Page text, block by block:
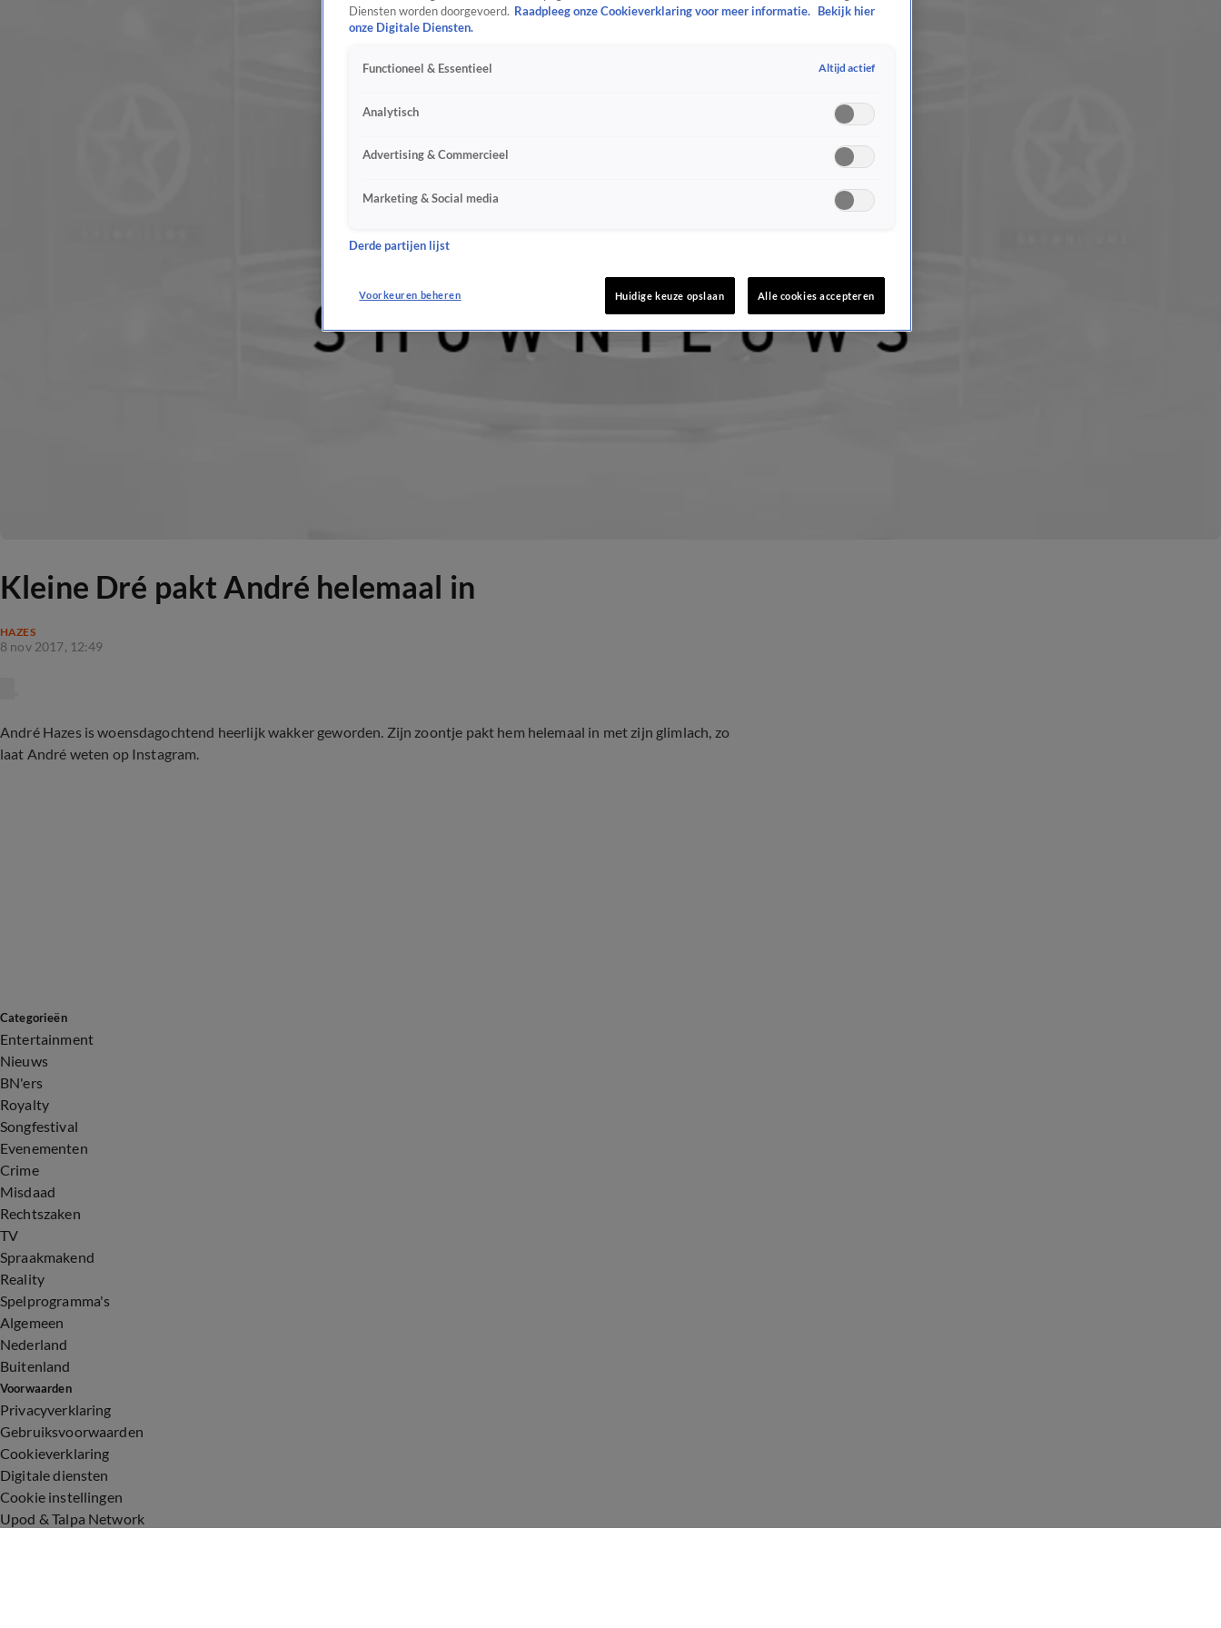
Kleine Dré pakt André helemaal in
HAZES
8 nov 2017, 12:49
André Hazes is woensdagochtend heerlijk wakker geworden. Zijn zoontje pakt hem helemaal in met zijn glimlach, zo
laat André weten op Instagram.
Categorieën
Entertainment
Nieuws
BN'ers
Royalty
Songfestival
Evenementen
Crime
Misdaad
Rechtszaken
TV
Spraakmakend
Reality
Spelprogramma's
Algemeen
Nederland
Buitenland
Voorwaarden
Privacyverklaring
Gebruiksvoorwaarden
Cookieverklaring
Digitale diensten
Cookie instellingen
Upod & Talpa Network
Diensten worden doorgevoerd. Raadpleeg onze Cookieverklaring voor meer informatie.
Bekijk hier
onze Digitale Diensten.
Functioneel & Essentieel Altijd actief
Analytisch
Advertising & Commercieel
Marketing & Social media
Derde partijen lijst
Voorkeuren beheren Huidige keuze opslaan Alle cookies accepteren